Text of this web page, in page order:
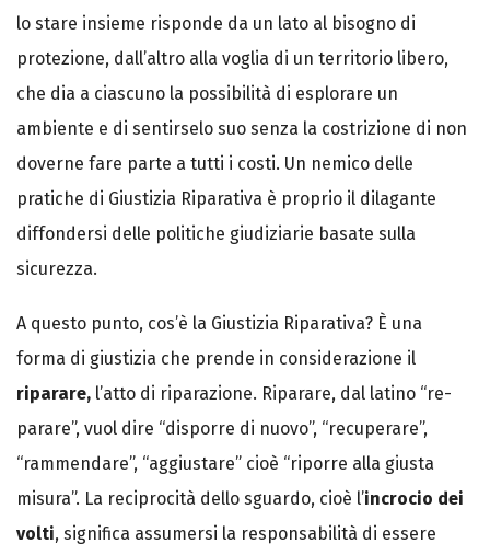
lo stare insieme risponde da un lato al bisogno di
protezione, dall’altro alla voglia di un territorio libero,
che dia a ciascuno la possibilità di esplorare un
ambiente e di sentirselo suo senza la costrizione di non
doverne fare parte a tutti i costi. Un nemico delle
pratiche di Giustizia Riparativa è proprio il dilagante
diffondersi delle politiche giudiziarie basate sulla
sicurezza.
A questo punto, cos’è la Giustizia Riparativa? È una
forma di giustizia che prende in considerazione il
riparare, l’atto di riparazione. Riparare, dal latino “re-
parare”, vuol dire “disporre di nuovo”, “recuperare”,
“rammendare”, “aggiustare” cioè “riporre alla giusta
misura”. La reciprocità dello sguardo, cioè l’incrocio dei
volti, significa assumersi la responsabilità di essere